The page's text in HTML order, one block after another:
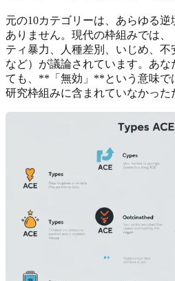
元の10カテゴリーは、あらゆる
ありません。現代の枠組みでは、
ティ暴力、人種差別、いじめ、
など）が議論されています。あな
ても、**「無効」**という意味で
研究枠組みに含まれていなかった